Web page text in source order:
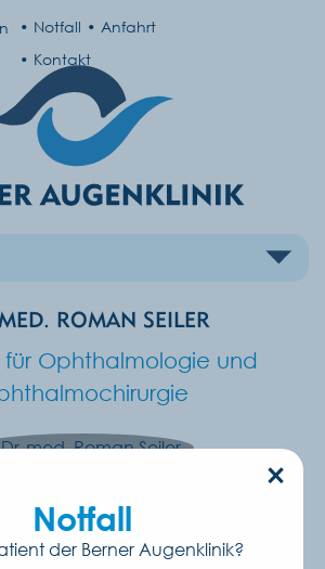
Notfall
Anfahrt
Kontakt
ROMAN SEILER
für Ophthalmologie und
Notfall
der Berner Augenklinik?
×